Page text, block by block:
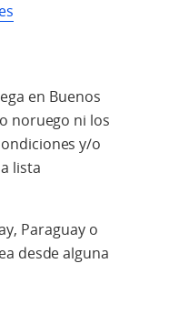
en Buenos
noruego ni los
y/o
lista
Paraguay o
desde alguna